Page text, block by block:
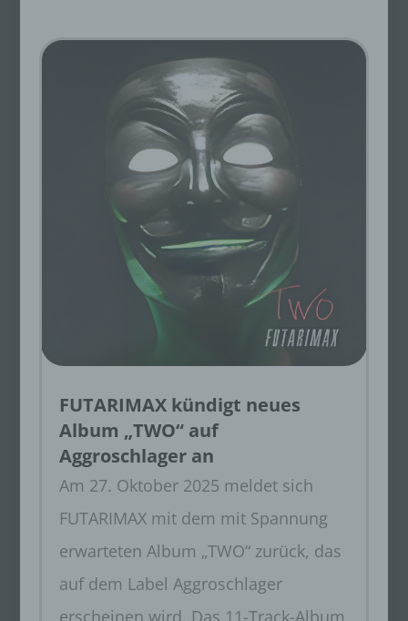
FUTARIMAX kündigt neues
Album „TWO“ auf
Aggroschlager an
Am 27. Oktober 2025 meldet sich
FUTARIMAX mit dem mit Spannung
erwarteten Album „TWO“ zurück, das
auf dem Label Aggroschlager
erscheinen wird. Das 11-Track-Album